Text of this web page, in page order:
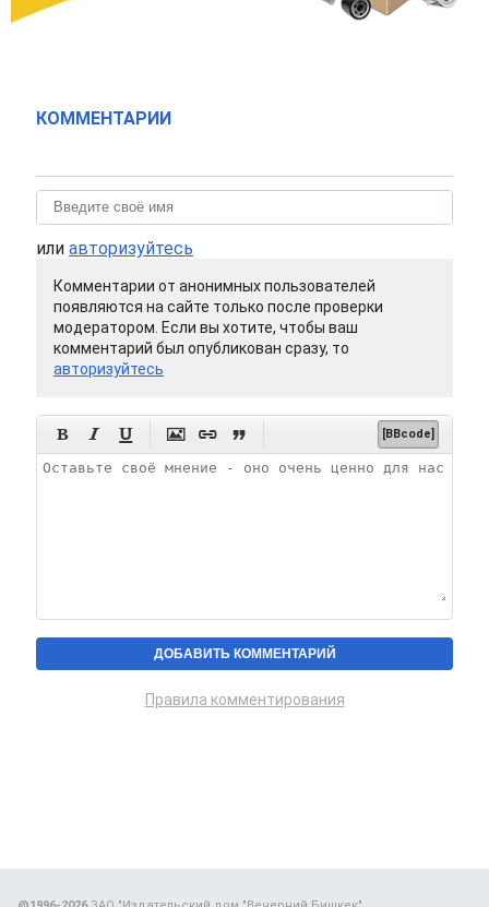
КОММЕНТАРИИ
или авторизуйтесь
Комментарии от анонимных пользователей
появляются на сайте только после проверки
модератором. Если вы хотите, чтобы ваш
комментарий был опубликован сразу, то
авторизуйтесь
      [BBcode]
Правила комментирования